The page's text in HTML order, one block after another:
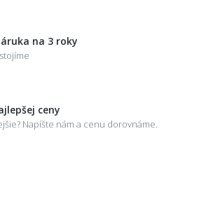
na 3 roky
ceny
Napíšte nám a cenu dorovnáme.